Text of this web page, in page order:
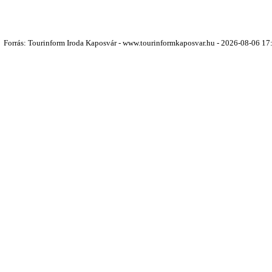
Forrás: Tourinform Iroda Kaposvár - www.tourinformkaposvar.hu - 2026-08-06